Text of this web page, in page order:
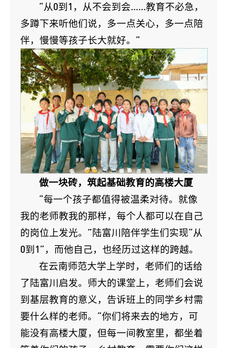
“从0到1，从不会到会……教育不必急，
多蹲下来听他们说，多一点关心，多一点陪
伴，慢慢等孩子长大就好。”
做一块砖，筑起基础教育的高楼大厦
“每一个孩子都值得被温柔对待。就像
我的老师教我的那样，每个人都可以在自己
的岗位上发光。”陆富川陪伴学生们实现“从
0到1”，而他自己，也经历过这样的跨越。
在云南师范大学上学时，老师们的话给
了陆富川启发。师大的课堂上，老师们会说
到基层教育的意义，告诉班上的同学乡村需
要什么样的老师。“你们将来去的地方，可
能没有高楼大厦，但每一间教室里，都坐着